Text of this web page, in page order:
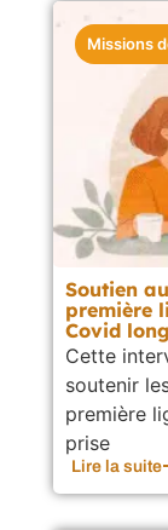
Missions
Soutien
première
Covid long
Cette
soutenir
première
prise
Lire la suite